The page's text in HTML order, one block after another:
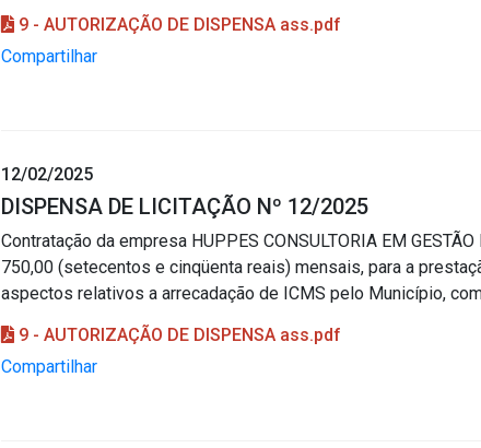
9 - AUTORIZAÇÃO DE DISPENSA ass.pdf
Compartilhar
12/02/2025
DISPENSA DE LICITAÇÃO Nº 12/2025
Contratação da empresa HUPPES CONSULTORIA EM
750,00 (setecentos e cinqüenta reais) mensais, para a
aspectos relativos a arrecadação de ICMS pelo Município,
9 - AUTORIZAÇÃO DE DISPENSA ass.pdf
Compartilhar